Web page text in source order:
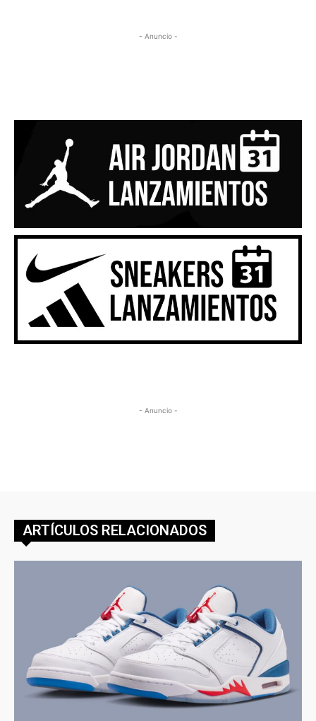
- Anuncio -
- Anuncio -
ARTÍCULOS RELACIONADOS